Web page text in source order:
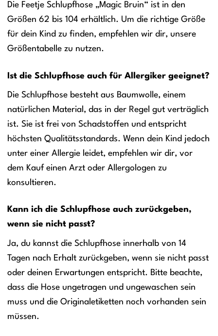
Die Feetje Schlupfhose „Magic Bruin“ ist in den
Größen 62 bis 104 erhältlich. Um die richtige Größe
für dein Kind zu finden, empfehlen wir dir, unsere
Größentabelle zu nutzen.
Ist die Schlupfhose auch für Allergiker geeignet?
Die Schlupfhose besteht aus Baumwolle, einem
natürlichen Material, das in der Regel gut verträglich
ist. Sie ist frei von Schadstoffen und entspricht
höchsten Qualitätsstandards. Wenn dein Kind jedoch
unter einer Allergie leidet, empfehlen wir dir, vor
dem Kauf einen Arzt oder Allergologen zu
konsultieren.
Kann ich die Schlupfhose auch zurückgeben,
wenn sie nicht passt?
Ja, du kannst die Schlupfhose innerhalb von 14
Tagen nach Erhalt zurückgeben, wenn sie nicht passt
oder deinen Erwartungen entspricht. Bitte beachte,
dass die Hose ungetragen und ungewaschen sein
muss und die Originaletiketten noch vorhanden sein
müssen.